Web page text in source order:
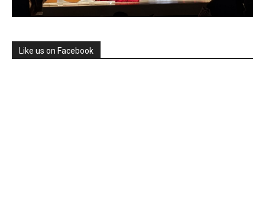
Like us on Facebook